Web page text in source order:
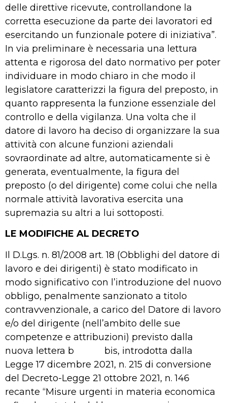
delle direttive ricevute, controllandone la
corretta esecuzione da parte dei lavoratori ed
esercitando un funzionale potere di iniziativa”.
In via preliminare è necessaria una lettura
attenta e rigorosa del dato normativo per poter
individuare in modo chiaro in che modo il
legislatore caratterizzi la figura del preposto, in
quanto rappresenta la funzione essenziale del
controllo e della vigilanza. Una volta che il
datore di lavoro ha deciso di organizzare la sua
attività con alcune funzioni aziendali
sovraordinate ad altre, automaticamente si è
generata, eventualmente, la figura del
preposto (o del dirigente) come colui che nella
normale attività lavorativa esercita una
supremazia su altri a lui sottoposti.
LE MODIFICHE AL DECRETO
Il D.Lgs. n. 81/2008 art. 18 (Obblighi del datore di
lavoro e dei dirigenti) è stato modificato in
modo significativo con l’introduzione del nuovo
obbligo, penalmente sanzionato a titolo
contravvenzionale, a carico del Datore di lavoro
e/o del dirigente (nell’ambito delle sue
competenze e attribuzioni) previsto dalla
nuova lettera b bis, introdotta dalla
Legge 17 dicembre 2021, n. 215 di conversione
del Decreto-Legge 21 ottobre 2021, n. 146
recante “Misure urgenti in materia economica